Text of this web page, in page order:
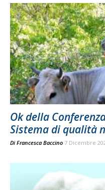
Ok della
Sistema di qualità
Di Francesca Baccino 7 Dicembre